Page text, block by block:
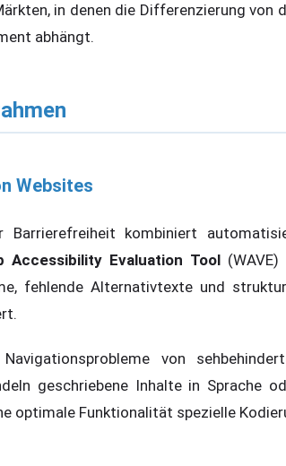
in denen die Differenzierung von
abhängt.
Websites
Barrierefreiheit kombiniert
Accessibility Evaluation Tool
fehlende Alternativtexte und
von
geschriebene Inhalte in Sprache
optimale Funktionalität spezielle